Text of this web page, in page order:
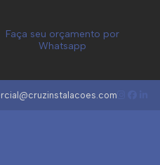
Faça seu orçamento por
Whatsapp